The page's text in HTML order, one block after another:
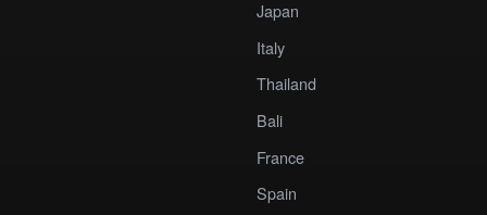
Japan
Italy
Thailand
Bali
France
Spain